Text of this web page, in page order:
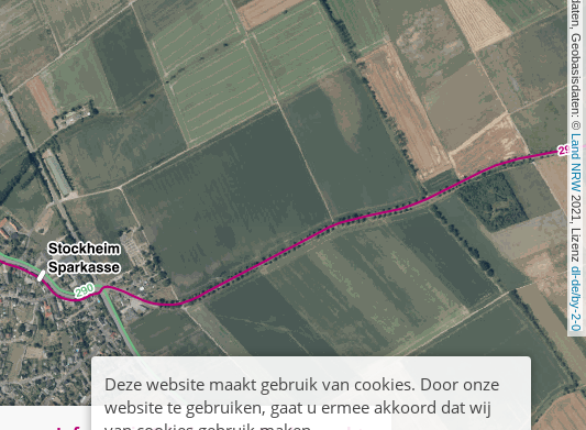
, Kartendaten, Geobasisdaten: ©
Land NRW
2021, Lizenz
dl-de/by-2-0
Deze website maakt gebruik van cookies. Door onze
website te gebruiken, gaat u ermee akkoord dat wij